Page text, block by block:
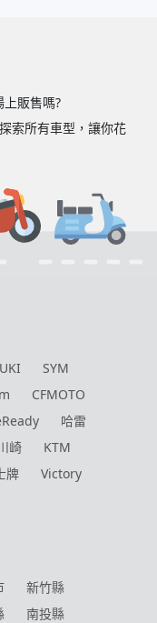
販售嗎?
索所有車型，讓你花
SYM
CFMOTO
哈雷
崎
KTM
牌
Victory
新竹縣
南投縣